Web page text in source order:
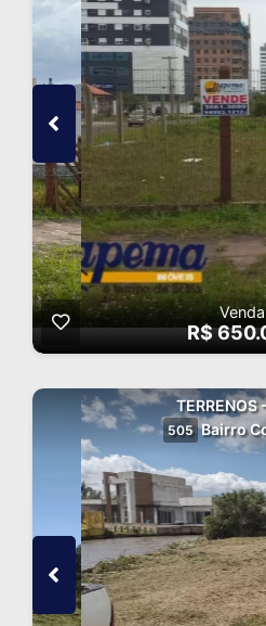
Venda
R$
TERRENOS
505 Bairro